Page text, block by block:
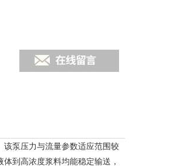
泵压力与流量参数适应范围较
到高浓度浆料均能稳定输送，